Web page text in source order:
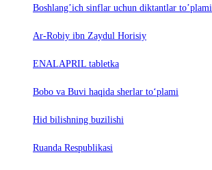
Boshlang’ich sinflar uchun diktantlar to’plami
Ar-Robiy ibn Zaydul Horisiy
ENALAPRIL tabletka
Bobo va Buvi haqida sherlar to‘plami
Hid bilishning buzilishi
Ruanda Respublikasi